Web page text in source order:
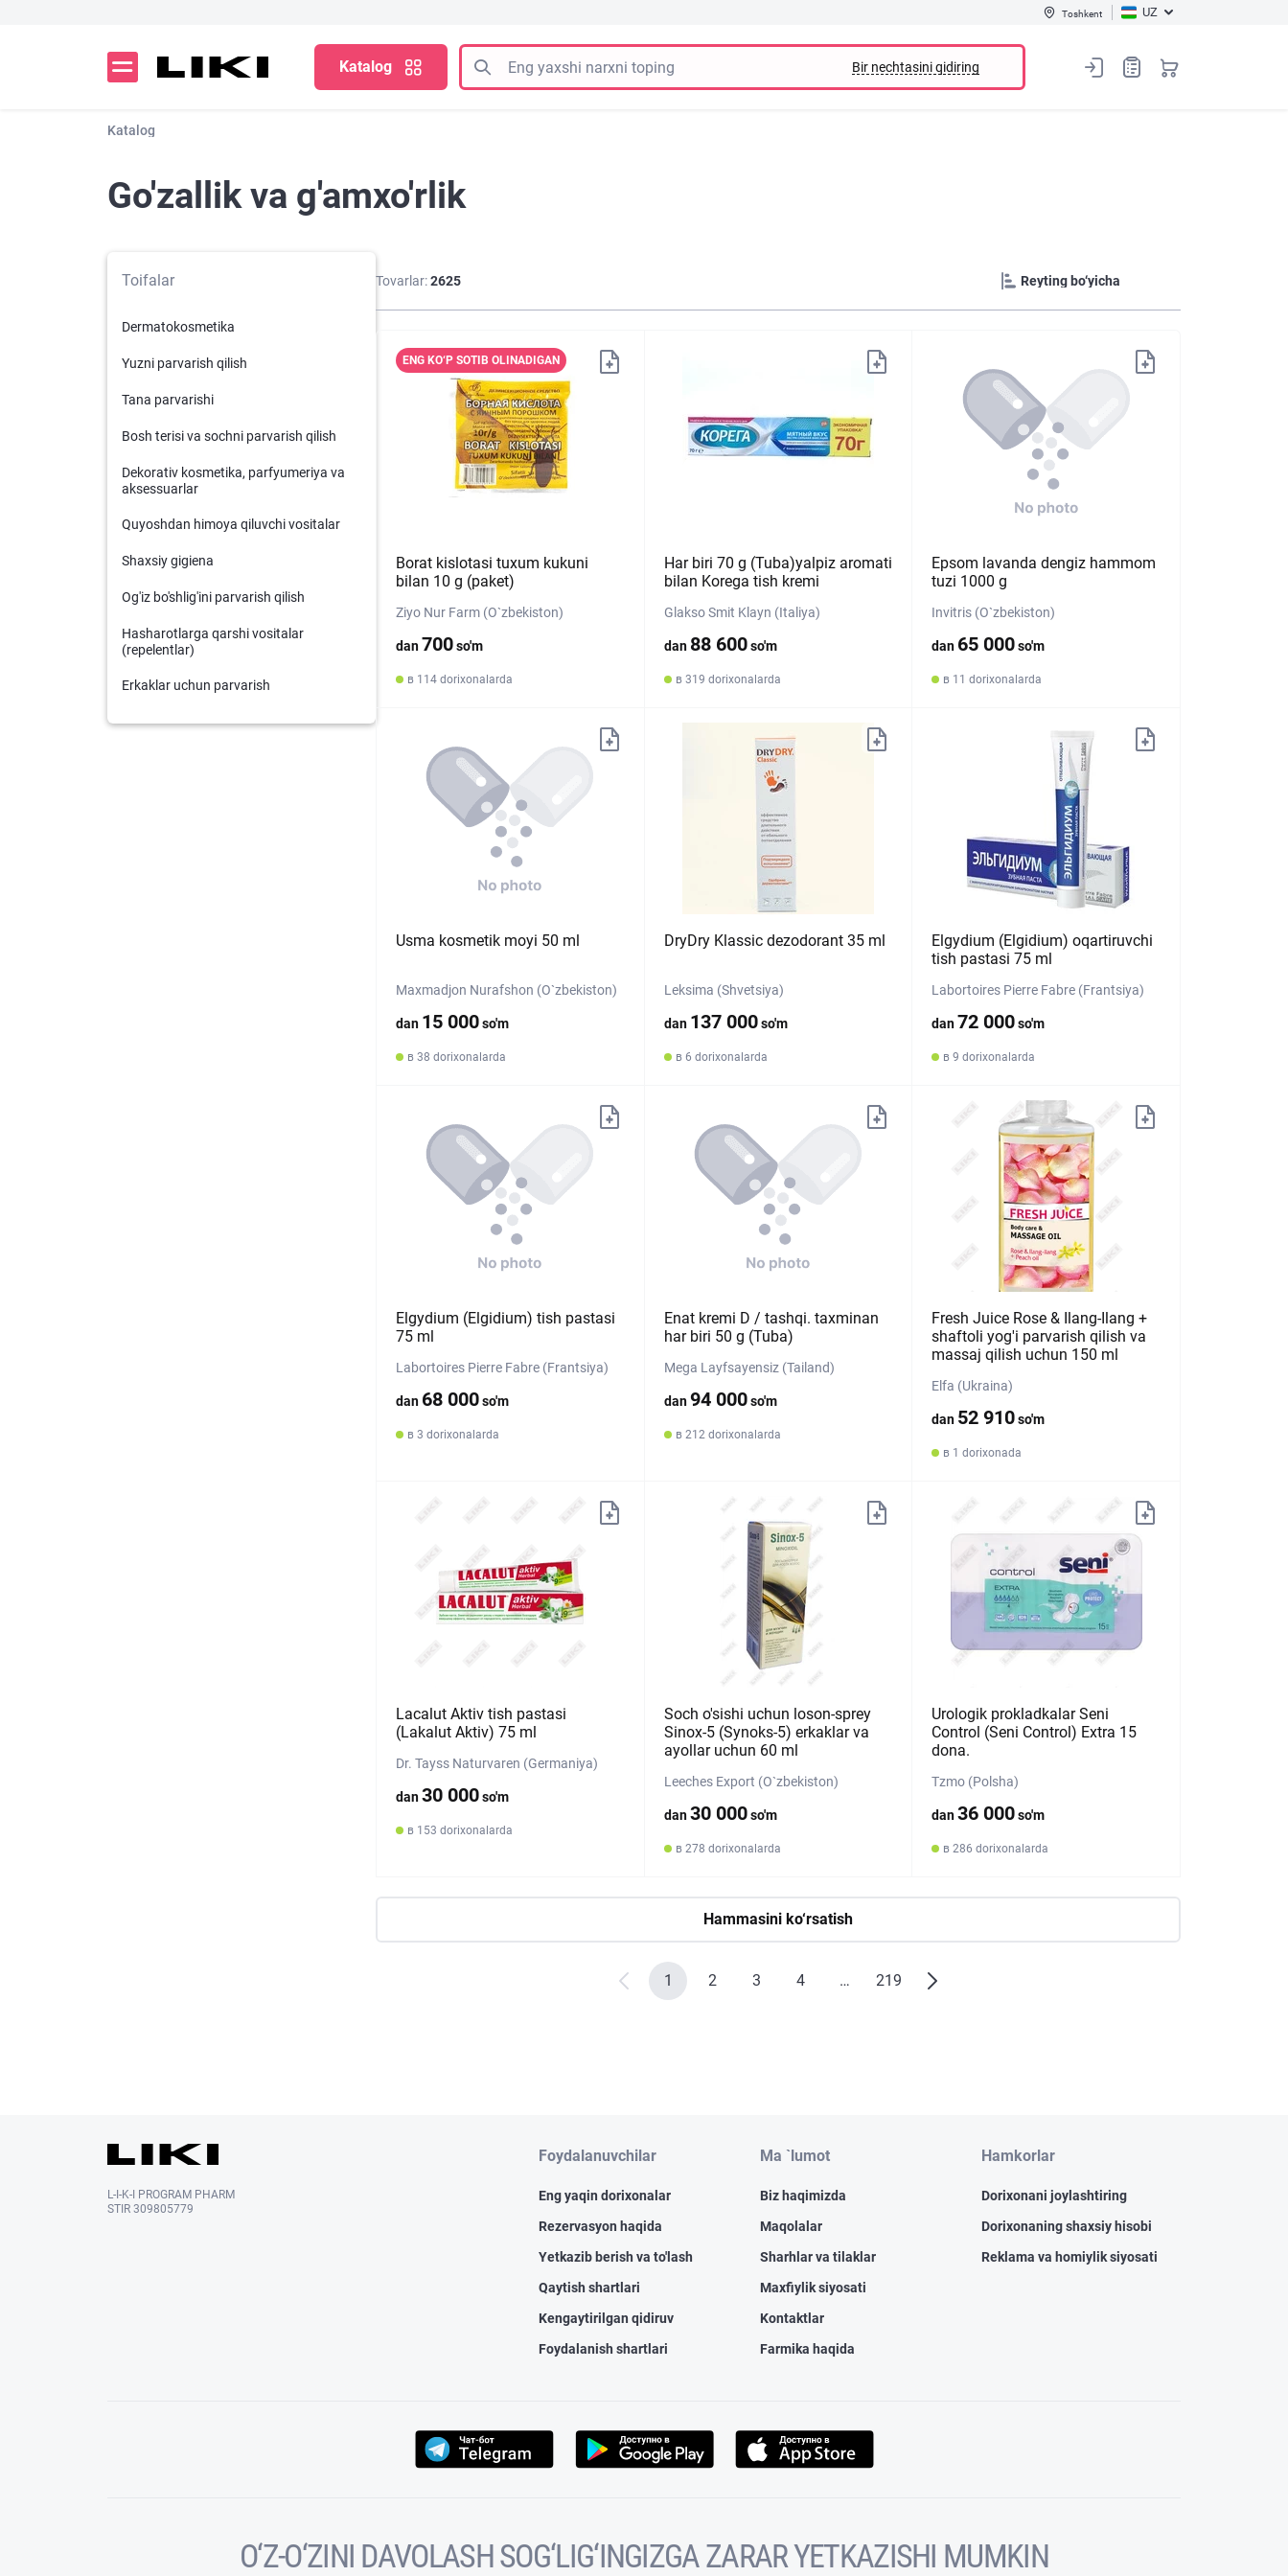
Toshkent UZ
Katalog Bir nechtasini qidiring
Katalog
Go'zallik va g'amxo'rlik
Toifalar
Dermatokosmetika
Yuzni parvarish qilish
Tana parvarishi
Bosh terisi va sochni parvarish qilish
Dekorativ kosmetika, parfyumeriya va
aksessuarlar
Quyoshdan himoya qiluvchi vositalar
Shaxsiy gigiena
Og'iz bo'shlig'ini parvarish qilish
Hasharotlarga qarshi vositalar
(repelentlar)
Erkaklar uchun parvarish
Tovarlar:2625
ENG KO‘P SOTIB OLINADIGAN
Borat kislotasi tuxum kukuni
bilan 10 g (paket)
Ziyo Nur Farm (O`zbekiston)
dan700so'm
в 114 dorixonalarda
Har biri 70 g (Tuba)yalpiz aromati
bilan Korega tish kremi
Glakso Smit Klayn (Italiya)
dan 88 600so'm
в 319 dorixonalarda
Epsom lavanda dengiz hammom
tuzi 1000 g
Invitris (O`zbekiston)
dan 65 000so'm
в 11 dorixonalarda
Usma kosmetik moyi 50 ml
Maxmadjon Nurafshon (O`zbekiston)
dan 15 000so'm
в 38 dorixonalarda
DryDry Klassic dezodorant 35 ml
Leksima (Shvetsiya)
dan 137 000so'm
в 6 dorixonalarda
Elgydium (Elgidium) oqartiruvchi
tish pastasi 75 ml
Labortoires Pierre Fabre (Frantsiya)
dan 72 000so'm
в 9 dorixonalarda
Elgydium (Elgidium) tish pastasi
75 ml
Labortoires Pierre Fabre (Frantsiya)
dan 68 000so'm
в 3 dorixonalarda
Enat kremi D / tashqi. taxminan
har biri 50 g (Tuba)
Mega Layfsayensiz (Tailand)
dan94 000so'm
в 212 dorixonalarda
Fresh Juice Rose & Ilang-Ilang +
shaftoli yog'i parvarish qilish va
massaj qilish uchun 150 ml
Elfa (Ukraina)
dan 52 910so'm
в 1 dorixonada
Lacalut Aktiv tish pastasi
(Lakalut Aktiv) 75 ml
Dr. Tayss Naturvaren (Germaniya)
dan30 000so'm
в 153 dorixonalarda
Soch o'sishi uchun loson-sprey
Sinox-5 (Synoks-5) erkaklar va
ayollar uchun 60 ml
Leeches Export (O`zbekiston)
dan30 000so'm
в 278 dorixonalarda
Urologik prokladkalar Seni
Control (Seni Control) Extra 15
dona.
Tzmo (Polsha)
dan36 000so'm
в 286 dorixonalarda
Hammasini ko‘rsatish
1 2 3 4 … 219
L-I-K-I PROGRAM PHARM
STIR 309805779
Foydalanuvchilar
Eng yaqin dorixonalar
Rezervasyon haqida
Yetkazib berish va to'lash
Qaytish shartlari
Kengaytirilgan qidiruv
Foydalanish shartlari
Ma `lumot
Biz haqimizda
Maqolalar
Sharhlar va tilaklar
Maxfiylik siyosati
Kontaktlar
Farmika haqida
Hamkorlar
Dorixonani joylashtiring
Dorixonaning shaxsiy hisobi
Reklama va homiylik siyosati
O‘Z-O‘ZINI DAVOLASH SOG‘LIG‘INGIZGA ZARAR YETKAZISHI MUMKIN